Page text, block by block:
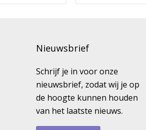
Nieuwsbrief
Schrijf je in voor onze
nieuwsbrief, zodat wij je op
de hoogte kunnen houden
van het laatste nieuws.